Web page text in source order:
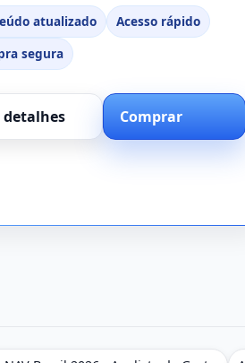
atualizado
Acesso rápido
segura
detalhes Comprar